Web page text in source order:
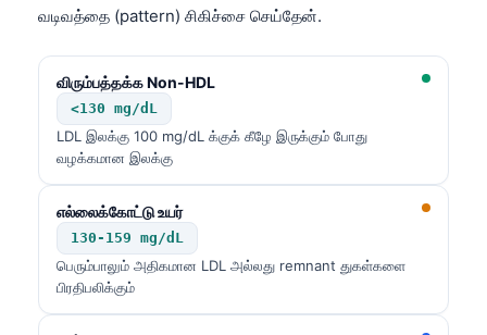
வடிவத்தை (pattern) சிகிச்சை செய்தேன்.
விரும்பத்தக்க Non-HDL
<130 mg/dL
LDL இலக்கு 100 mg/dL க்குக் கீழே இருக்கும் போது
வழக்கமான இலக்கு
எல்லைக்கோட்டு உயர்
130-159 mg/dL
பெரும்பாலும் அதிகமான LDL அல்லது remnant துகள்களை
பிரதிபலிக்கும்
Svenska
Bosanski
Azərbaycan dili
Eesti
日本語
Čeština
ქართული
Lietuvių kalba